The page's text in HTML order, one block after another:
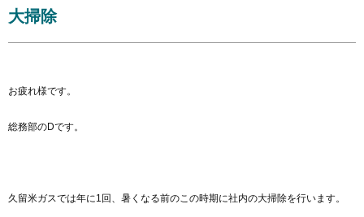
大掃除
お疲れ様です。
総務部のDです。
久留米ガスでは年に1回、暑くなる前のこの時期に社内の大掃除を行います。